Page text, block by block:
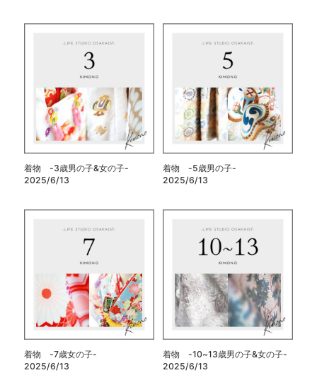
着物 -3歳男の子&女の子-
2025/6/13
着物 -5歳男の子-
2025/6/13
着物 -7歳女の子-
2025/6/13
着物 -10~13歳男の子&女の子-
2025/6/13